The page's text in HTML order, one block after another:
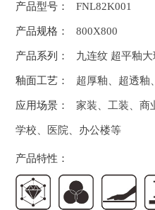
产品型号： FNL82K001
产品规格： 800X800
产品系列： 九连纹 超平釉
釉面工艺： 超厚釉、超透釉
应用场景： 家装、工装、商
学校、医院、办公楼等
产品特性：